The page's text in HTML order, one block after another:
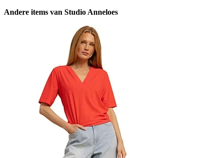
Andere items van Studio Anneloes